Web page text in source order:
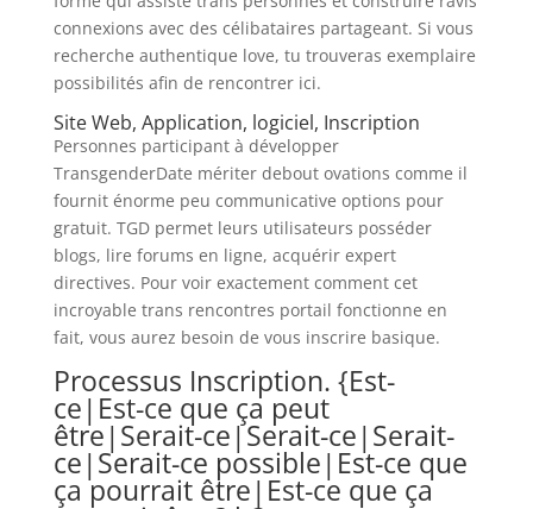
connexions avec des célibataires partageant. Si vous
recherche authentique love, tu trouveras exemplaire
possibilités afin de rencontrer ici.
Site Web, Application, logiciel, Inscription
Personnes participant à développer
TransgenderDate mériter debout ovations comme il
fournit énorme peu communicative options pour
gratuit. TGD permet leurs utilisateurs posséder
blogs, lire forums en ligne, acquérir expert
directives. Pour voir exactement comment cet
incroyable trans rencontres portail fonctionne en
fait, vous aurez besoin de vous inscrire basique.
Processus Inscription. {Est-
ce|Est-ce que ça peut
être|Serait-ce|Serait-ce|Serait-
ce|Serait-ce possible|Est-ce que
ça pourrait être|Est-ce que ça